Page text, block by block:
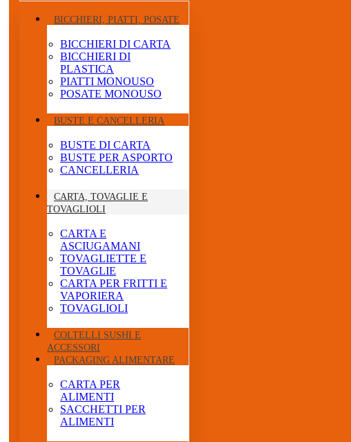
BICCHIERI, PIATTI, POSATE
BICCHIERI DI CARTA
BICCHIERI DI
PLASTICA
PIATTI MONOUSO
POSATE MONOUSO
BUSTE E CANCELLERIA
BUSTE DI CARTA
BUSTE PER ASPORTO
CANCELLERIA
CARTA, TOVAGLIE E
TOVAGLIOLI
CARTA E
ASCIUGAMANI
TOVAGLIETTE E
TOVAGLIE
CARTA PER FRITTI E
VAPORIERA
TOVAGLIOLI
COLTELLI SUSHI E
ACCESSORI
PACKAGING ALIMENTARE
CARTA PER
ALIMENTI
SACCHETTI PER
ALIMENTI